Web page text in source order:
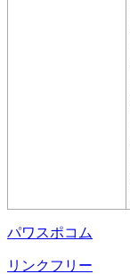
パワスポコム
リンクフリー